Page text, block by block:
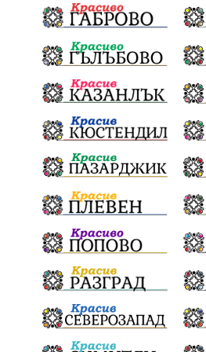
„Отваряне на града към
Негодна за пиене вода във
цялостно обновяване
и прилежащия парк в Девня
Гражданска инициатива
по спортна гимнастика 2026
Паралел България и Унгария
българин в Космоса майор